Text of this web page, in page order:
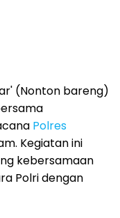
(Nonton bareng)
Polres
Kegiatan ini
kebersamaan
Polri dengan